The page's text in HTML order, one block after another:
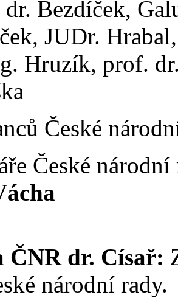
Bezdíček,
JUDr.
Hruzík, prof.
České
České
ČNR dr. Císař:
národní rady.